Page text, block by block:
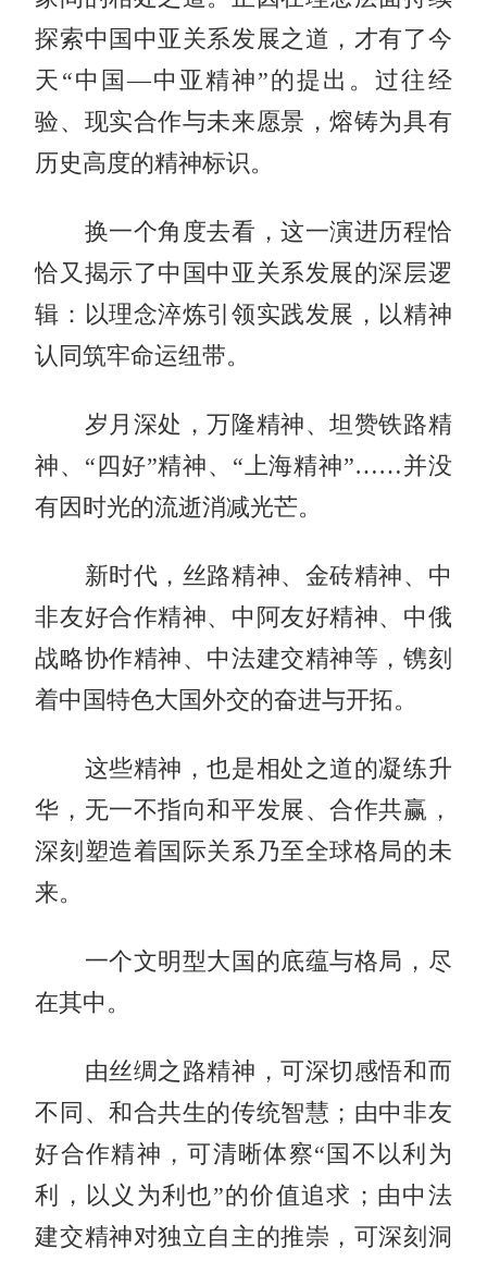
探索中国中亚关系发展之道，才有了今
天“中国—中亚精神”的提出。过往经
验、现实合作与未来愿景，熔铸为具有
历史高度的精神标识。
换一个角度去看，这一演进历程恰
恰又揭示了中国中亚关系发展的深层逻
辑：以理念淬炼引领实践发展，以精神
认同筑牢命运纽带。
岁月深处，万隆精神、坦赞铁路精
神、“四好”精神、“上海精神”……并没
有因时光的流逝消减光芒。
新时代，丝路精神、金砖精神、中
非友好合作精神、中阿友好精神、中俄
战略协作精神、中法建交精神等，镌刻
着中国特色大国外交的奋进与开拓。
这些精神，也是相处之道的凝练升
华，无一不指向和平发展、合作共赢，
深刻塑造着国际关系乃至全球格局的未
来。
一个文明型大国的底蕴与格局，尽
在其中。
由丝绸之路精神，可深切感悟和而
不同、和合共生的传统智慧；由中非友
好合作精神，可清晰体察“国不以利为
利，以义为利也”的价值追求；由中法
建交精神对独立自主的推崇，可深刻洞